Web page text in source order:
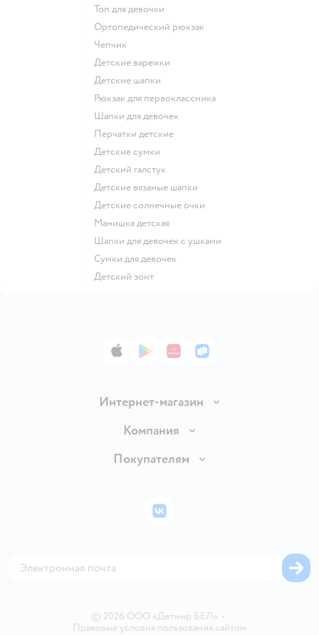
Топ для девочки
Ортопедический рюкзак
Чепчик
Детские варежки
Детские шапки
Рюкзак для первоклассника
Шапки для девочек
Перчатки детские
Детские сумки
Детский галстук
Детские вязаные шапки
Детские солнечные очки
Манишка детская
Шапки для девочек с ушками
Сумки для девочек
Детский зонт
App StoreGoogle Play
AppGallery
RuStore
Интернет-магазин
Доставка и оплата
Правила продажи
Политика использования файлов cookie
Компания
Вакансии
Покупателям
Бонусные карты
© 2026 ООО «Детмир БЕЛ» •
Правовые условия пользования сайтом
ВКонтакте